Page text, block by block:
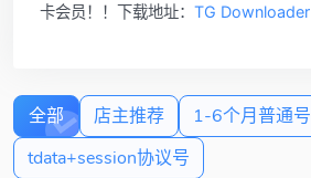
卡会员！！下载地址： TG Downloader
全部 店主推荐 1-6个月普通号
tdata+session协议号